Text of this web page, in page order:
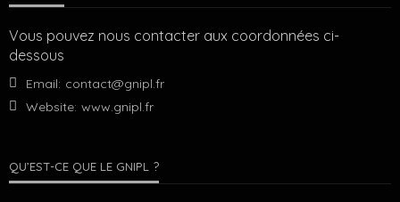
Vous pouvez nous contacter aux coordonnées ci-
dessous
Email: contact@gnipl.fr
Website: www.gnipl.fr
QU’EST-CE QUE LE GNIPL ?